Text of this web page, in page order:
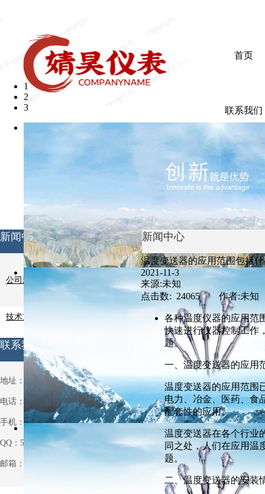
首页
联系我们
1
2
3
新闻中心
公司新闻
技术支持
联系我们
地址：安徽省天长市铜城铜北村
电话：0550-7514063
手机：13721013931
QQ：531970962
邮箱：531970962@qq.com
新闻中心
温度变送器的应用范围包括
2021-11-3
来源:未知
点击数: 24065 作者:未知
各种温度仪器的应用范
快速进行仪器控制工作
题。
一、温度变送器的应用
温度变送器的应用范围
电力、冶金、医药、食
配套性的应用。
温度变送器在各个行业
同之处，人们在应用温
题。
二、温度变送器的安装